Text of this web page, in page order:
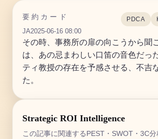
要約カード
JA2025-06-16 08:00
PDCA
その時、事務所の扉の向こうから聞
は、あの忌まわしい口笛の音色だっ
ティ教授の存在を予感させる、不吉
た。
Strategic ROI Intelligence
この記事に関連するPEST・SWOT・3C